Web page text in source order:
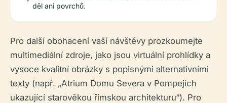
děl ani povrchů.
Pro další obohacení vaší návštěvy prozkoumejte
multimediální zdroje, jako jsou virtuální prohlídky a
vysoce kvalitní obrázky s popisnými alternativními
texty (např. „Atrium Domu Severa v Pompejích
ukazující starověkou římskou architekturu“). Pro